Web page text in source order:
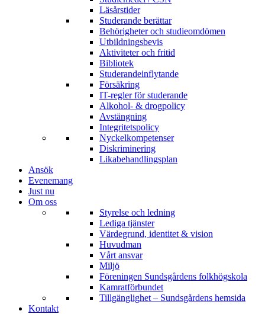
Läsårstider
Studerande berättar
Behörigheter och studieomdömen
Utbildningsbevis
Aktiviteter och fritid
Bibliotek
Studerandeinflytande
Försäkring
IT-regler för studerande
Alkohol- & drogpolicy
Avstängning
Integritetspolicy
Nyckelkompetenser
Diskriminering
Likabehandlingsplan
Ansök
Evenemang
Just nu
Om oss
Styrelse och ledning
Lediga tjänster
Värdegrund, identitet & vision
Huvudman
Vårt ansvar
Miljö
Föreningen Sundsgårdens folkhögskola
Kamratförbundet
Tillgänglighet – Sundsgårdens hemsida
Kontakt